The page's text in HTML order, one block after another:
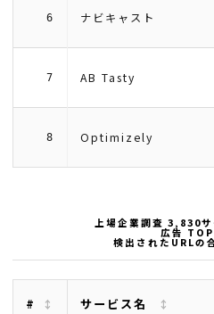
6 ナビキャスト
7 AB Tasty
8 Optimizely
上場企業調査 3,830
広告
検出されたURLの
# サービス名